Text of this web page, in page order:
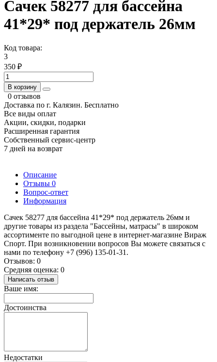
Сачек 58277 для бассейна
41*29* под держатель 26мм
Код товара:
3
350 ₽
В корзину
0 отзывов
Доставка по г. Калязин. Бесплатно
Все виды оплат
Акции, скидки, подарки
Расширенная гарантия
Собственный сервис-центр
7 дней на возврат
Описание
Отзывы 0
Вопрос-ответ
Информация
Сачек 58277 для бассейна 41*29* под держатель 26мм и
другие товары из раздела "Бассейны, матрасы" в широком
ассортименте по выгодной цене в интернет-магазине Вираж
Спорт. При возникновении вопросов Вы можете связаться с
нами по телефону +7 (996) 135-01-31.
Отзывов: 0
Средняя оценка: 0
Написать отзыв
Ваше имя:
Достоинства
Недостатки